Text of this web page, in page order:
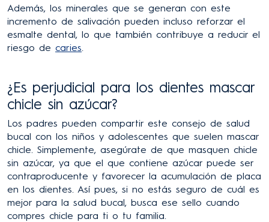
Además, los minerales que se generan con este
incremento de salivación pueden incluso reforzar el
esmalte dental, lo que también contribuye a reducir el
riesgo de caries
¿Es perjudicial para los dientes mascar
chicle sin azúcar?
Los padres pueden compartir este consejo de salud
bucal con los niños y adolescentes que suelen mascar
chicle. Simplemente, asegúrate de que masquen chicle
sin azúcar, ya que el que contiene azúcar puede ser
contraproducente y favorecer la acumulación de placa
en los dientes. Así pues, si no estás seguro de cuál es
mejor para la salud bucal, busca ese sello cuando
compres chicle para ti o tu familia.